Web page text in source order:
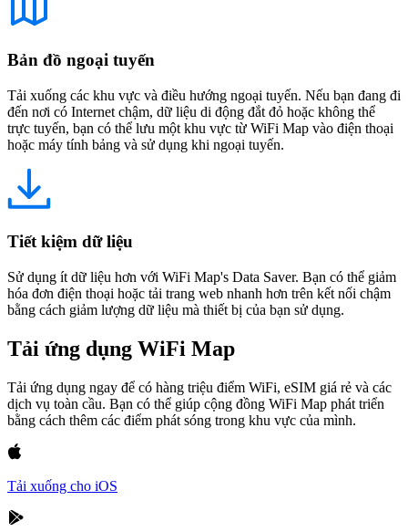
Bản đồ ngoại tuyến
Tải xuống các khu vực và điều hướng ngoại tuyến. Nếu bạn đang đi
đến nơi có Internet chậm, dữ liệu di động đắt đỏ hoặc không thể
trực tuyến, bạn có thể lưu một khu vực từ WiFi Map vào điện thoại
hoặc máy tính bảng và sử dụng khi ngoại tuyến.
Tiết kiệm dữ liệu
Sử dụng ít dữ liệu hơn với WiFi Map's Data Saver. Bạn có thể giảm
hóa đơn điện thoại hoặc tải trang web nhanh hơn trên kết nối chậm
bằng cách giảm lượng dữ liệu mà thiết bị của bạn sử dụng.
Tải ứng dụng WiFi Map
Tải ứng dụng ngay để có hàng triệu điểm WiFi, eSIM giá rẻ và các
dịch vụ toàn cầu. Bạn có thể giúp cộng đồng WiFi Map phát triển
bằng cách thêm các điểm phát sóng trong khu vực của mình.
Tải xuống cho iOS